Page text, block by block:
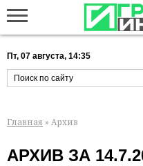
Пт, 07 августа, 14:35
Главная » Архив
АРХИВ ЗА